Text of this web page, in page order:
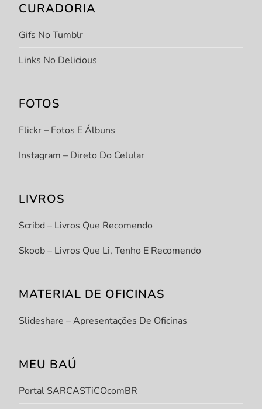
CURADORIA
Gifs No Tumblr
Links No Delicious
FOTOS
Flickr – Fotos E Álbuns
Instagram – Direto Do Celular
LIVROS
Scribd – Livros Que Recomendo
Skoob – Livros Que Li, Tenho E Recomendo
MATERIAL DE OFICINAS
Slideshare – Apresentações De Oficinas
MEU BAÚ
Portal SARCASTiCOcomBR